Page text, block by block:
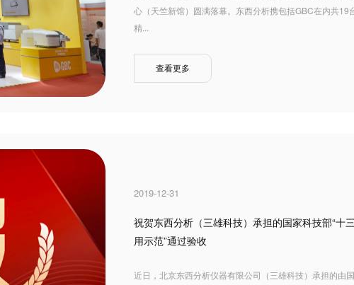
心（天竺新馆）圆满落幕。东西分析携包括GBC在内共
精...
查看更多
2019-12-31
祝贺东西分析（三雄科技）承担的国家科技部“十
用示范”通过验收
近日，北京东西分析仪器有限公司（三雄科技）承担的由